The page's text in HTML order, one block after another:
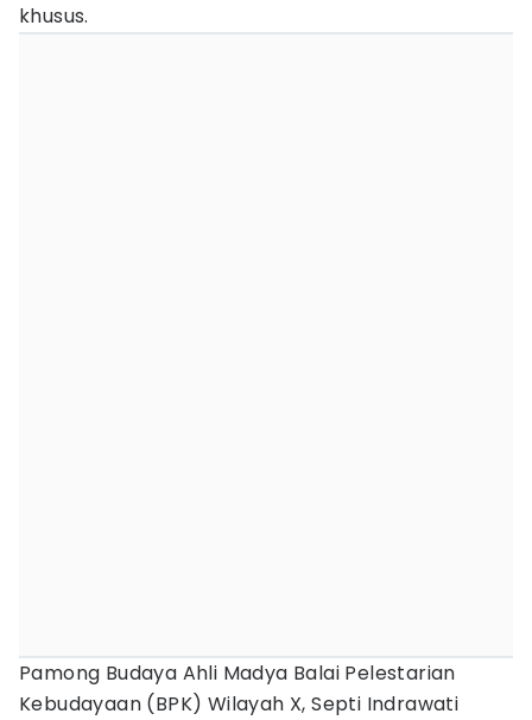
khusus.
Pamong Budaya Ahli Madya Balai Pelestarian
Kebudayaan (BPK) Wilayah X, Septi Indrawati